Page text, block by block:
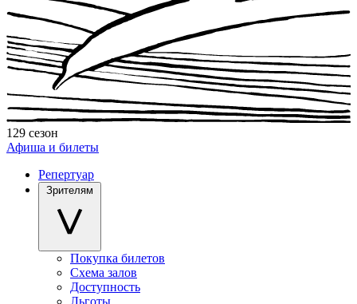
129 сезон
Афиша и билеты
Репертуар
Зрителям
Покупка билетов
Схема залов
Доступность